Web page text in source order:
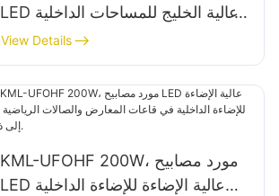
LED عالية الخليج للمساحات الداخلية
مثل مباني المصانع الصناعية
والمستودعات.
View Details
KML-UFOHF 200W، مورد مصابيح
LED عالية الإضاءة للإضاءة الداخلية